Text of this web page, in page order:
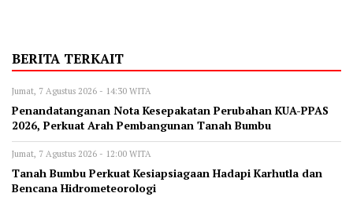
BERITA TERKAIT
Jumat, 7 Agustus 2026 - 14:30 WITA
Penandatanganan Nota Kesepakatan Perubahan KUA-PPAS
2026, Perkuat Arah Pembangunan Tanah Bumbu
Jumat, 7 Agustus 2026 - 12:00 WITA
Tanah Bumbu Perkuat Kesiapsiagaan Hadapi Karhutla dan
Bencana Hidrometeorologi